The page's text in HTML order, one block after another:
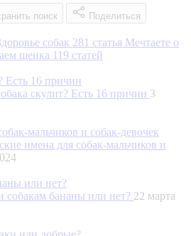
поиск Поделиться
собак 281 статья Мечтаете о
щенка 119 статей
скулит? Есть 16 причин 3
имена для собак-мальчиков и
бананы или нет? 22 марта